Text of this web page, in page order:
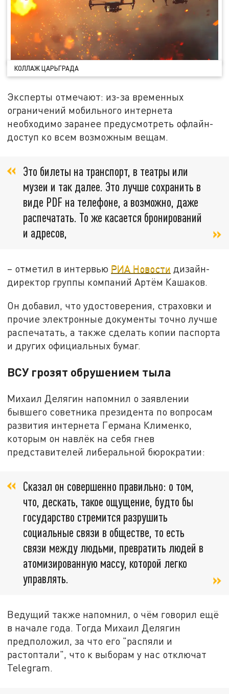
КОЛЛАЖ ЦАРЬГРАДА
Эксперты отмечают: из-за временных
ограничений мобильного интернета
необходимо заранее предусмотреть офлайн-
доступ ко всем возможным вещам.
Это билеты на транспорт, в театры или
музеи и так далее. Это лучше сохранить в
виде PDF на телефоне, а возможно, даже
распечатать. То же касается бронирований
и адресов,
– отметил в интервью РИА Новости дизайн-
директор группы компаний Артём Кашаков.
Он добавил, что удостоверения, страховки и
прочие электронные документы точно лучше
распечатать, а также сделать копии паспорта
и других официальных бумаг.
ВСУ грозят обрушением тыла
Михаил Делягин напомнил о заявлении
бывшего советника президента по вопросам
развития интернета Германа Клименко,
которым он навлёк на себя гнев
представителей либеральной бюрократии:
Сказал он совершенно правильно: о том,
что, дескать, такое ощущение, будто бы
государство стремится разрушить
социальные связи в обществе, то есть
связи между людьми, превратить людей в
атомизированную массу, которой легко
управлять.
Ведущий также напомнил, о чём говорил ещё
в начале года. Тогда Михаил Делягин
предположил, за что его "распяли и
растоптали", что к выборам у нас отключат
Telegram.